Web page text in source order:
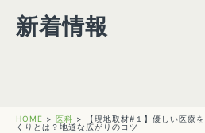
新着情報
HOME > 医科 >
【現地取材#１】優しい医療
くりとは？地道な広がりのコツ